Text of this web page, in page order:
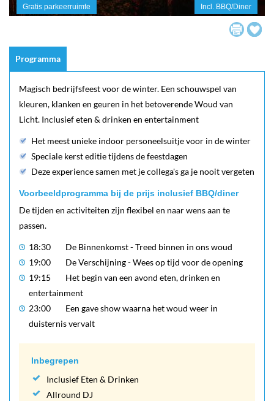
Gratis parkeerruimte Incl. BBQ/Diner
Programma
Magisch bedrijfsfeest voor de winter. Een schouwspel van
kleuren, klanken en geuren in het betoverende Woud van
Licht. Inclusief eten & drinken en entertainment
Het meest unieke indoor personeelsuitje voor in de winter
Speciale kerst editie tijdens de feestdagen
Deze experience samen met je collega's ga je nooit vergeten
Voorbeeldprogramma bij de prijs inclusief BBQ/diner
De tijden en activiteiten zijn flexibel en naar wens aan te
passen.
18:30
De Binnenkomst - Treed binnen in ons woud
19:00
De Verschijning - Wees op tijd voor de opening
19:15
Het begin van een avond eten, drinken en
entertainment
23:00
Een gave show waarna het woud weer in
duisternis vervalt
Inbegrepen
Inclusief Eten & Drinken
Allround DJ